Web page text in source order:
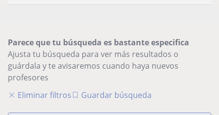
Parece que tu búsqueda es bastante especifica
Ajusta tu búsqueda para ver más resultados o
guárdala y te avisaremos cuando haya nuevos
profesores
Eliminar filtros
Guardar búsqueda